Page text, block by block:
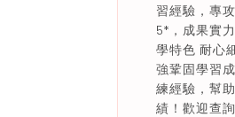
習經驗，專
5*，成果實
學特色 耐心
強鞏固學習
練經驗，幫
績！歡迎查